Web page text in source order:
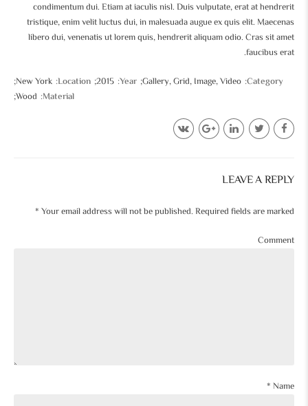
condimentum dui. Etiam at iaculis nisl. Duis vulputate, erat at hendrerit
tristique, enim velit luctus dui, in malesuada augue ex quis elit. Maecenas
libero dui, venenatis ut lorem quis, hendrerit aliquam odio. Cras sit amet
faucibus erat.
Category
Gallery, Grid, Image, Video
Year
2015
Location
New York
Material
Wood
LEAVE A REPLY
Your email address will not be published. Required fields are marked *
Comment
Name *